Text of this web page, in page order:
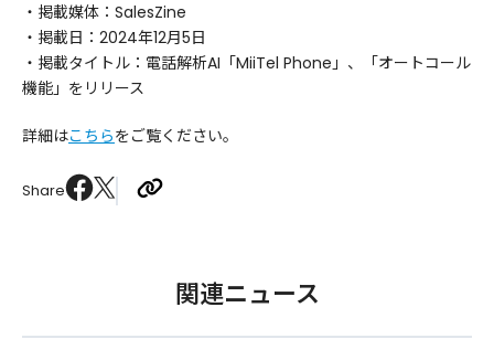
・掲載媒体：SalesZine
・掲載日：2024年12月5日
・掲載タイトル：電話解析AI「MiiTel Phone」、「オートコール
機能」をリリース
詳細はこちらをご覧ください。
Share
関連ニュース